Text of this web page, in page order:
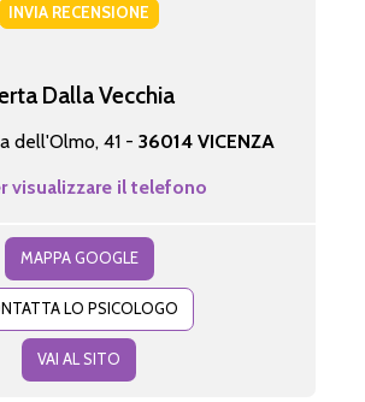
INVIA RECENSIONE
Dalla Vecchia
dell'Olmo, 41 - 36014 VICENZA
visualizzare il telefono
MAPPA GOOGLE
LO PSICOLOGO
VAI AL SITO